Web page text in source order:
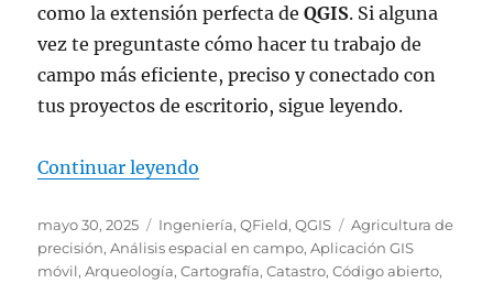
como la extensión perfecta deQGIS. Si alguna
vez te preguntaste cómo hacer tu trabajo de
campo más eficiente, preciso y conectado con
tus proyectos de escritorio, sigue leyendo.
Continuar leyendo
Publicado
el
mayo 30, 2025 Categorías
Ingeniería,QField,QGIS Etiquetas
Agricultura de
precisión,Análisis espacial en campo,Aplicación GIS
móvil,Arqueología,Cartografía,Catastro,Código abierto,